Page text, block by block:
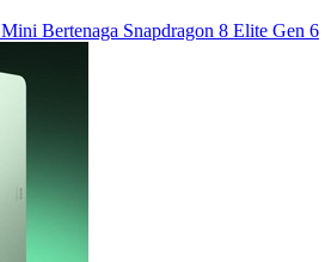
Bertenaga Snapdragon 8 Elite Gen 6